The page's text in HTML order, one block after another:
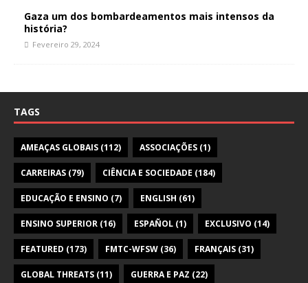
Gaza um dos bombardeamentos mais intensos da
história?
Fevereiro 29, 2024
TAGS
AMEAÇAS GLOBAIS (112) ASSOCIAÇÕES (1)
CARREIRAS (79) CIÊNCIA E SOCIEDADE (184)
EDUCAÇÃO E ENSINO (7) ENGLISH (61)
ENSINO SUPERIOR (16) ESPAÑOL (1) EXCLUSIVO (14)
FEATURED (173) FMTC-WFSW (36) FRANÇAIS (31)
GLOBAL THREATS (11) GUERRA E PAZ (22)